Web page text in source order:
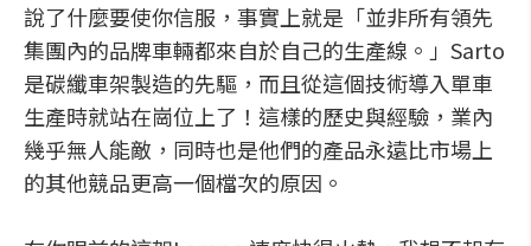
說了什麼要使你信服，事實上就是「並非所有領先
集團內的品牌車輛都來自於自己的生產線。」Sarto
是碳纖車架製造的先驅，而且從這個技術導入單車
生產時就站在崗位上了！這樣的歷史與經驗，業內
幾乎無人能敵，同時也是他們的產品永遠比市場上
的其他競品更高一個檔次的原因。